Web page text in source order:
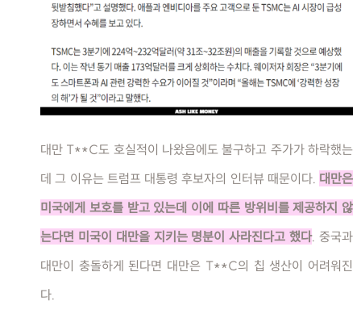
대만 T**C도 호실적이 나왔음에도 불구하고 주가가 하락했는
데 그 이유는 트럼프 대통령 후보자의 인터뷰 때문이다. 대만은
미국에게 보호를 받고 있는데 이에 따른 방위비를 제공하지 않
는다면 미국이 대만을 지키는 명분이 사라진다고 했다. 중국과
대만이 충돌하게 된다면 대만은 T**C의 칩 생산이 어려워진
다.